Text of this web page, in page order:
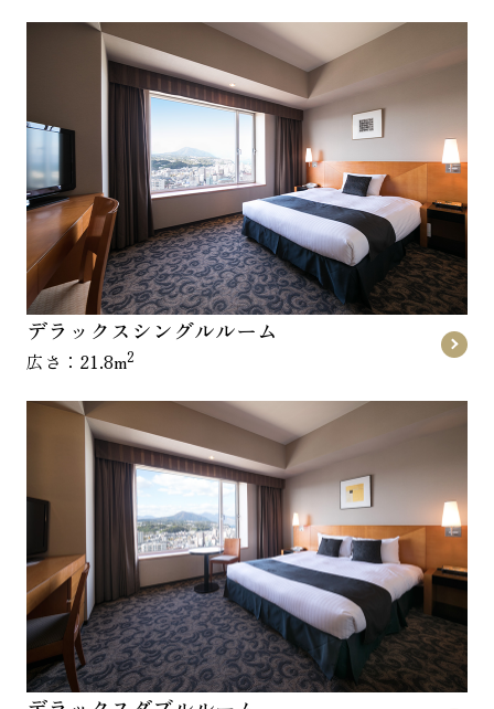
デラックスシングルルーム
広さ：21.8m2